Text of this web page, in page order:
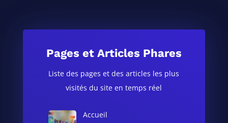
Pages et Articles Phares
Liste des pages et des articles les plus
visités du site en temps réel
Accueil